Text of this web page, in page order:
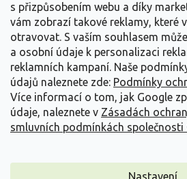
s přizpůsobením webu a díky
vám zobrazí takové reklamy, které
otravovat. S vaším souhlasem
a osobní údaje k personalizaci
reklamních kampaní. Naše
údajů naleznete zde: Podmínky
Více informací o tom, jak Google
údaje, naleznete v Zásadách
smluvních podmínkách společnosti
Nastavení
Kontakujte nás
Vytvořil